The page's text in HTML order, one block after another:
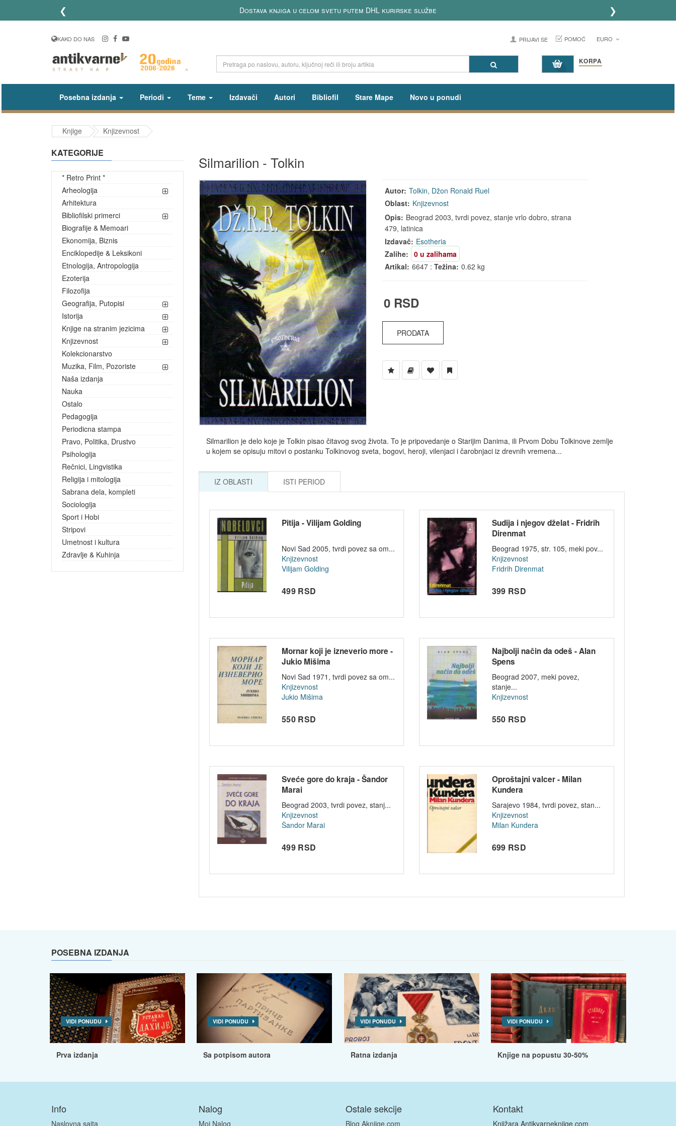
❮ Dostava knjiga u celom svetu putem DHL kurirske službe ❯
KAKO DO NAS PRIJAVI SE POMOĆ EURO
KORPA
Posebna izdanja Periodi Teme Izdavači Autori Bibliofil Stare Mape Novo u ponudi
Knjige Knjizevnost
KATEGORIJE
* Retro Print *
Arheologija
Arhitektura
Bibliofilski primerci
Biografije & Memoari
Ekonomija, Biznis
Enciklopedije & Leksikoni
Etnologija, Antropologija
Ezoterija
Filozofija
Geografija, Putopisi
Istorija
Knjige na stranim jezicima
Knjizevnost
Kolekcionarstvo
Muzika, Film, Pozoriste
Naša izdanja
Nauka
Ostalo
Pedagogija
Periodicna stampa
Pravo, Politika, Drustvo
Psihologija
Rečnici, Lingvistika
Religija i mitologija
Sabrana dela, kompleti
Sociologija
Sport i Hobi
Stripovi
Umetnost i kultura
Zdravlje & Kuhinja
Silmarilion - Tolkin
Autor: Tolkin, Džon Ronald Ruel
Oblast: Knjizevnost
Opis: Beograd 2003, tvrdi povez, stanje vrlo dobro, strana
479, latinica
Izdavač: Esotheria
Zalihe:
0 u zalihama
Artikal: 6647 :Težina: 0.62 kg
0 RSD
PRODATA
Silmarilion je delo koje je Tolkin pisao čitavog svog života. To je pripovedanje o Starijim Danima, ili Prvom Dobu Tolkinove zemlje
u kojem se opisuju mitovi o postanku Tolkinovog sveta, bogovi, heroji, vilenjaci i čarobnjaci iz drevnih vremena...
IZ OBLASTI ISTI PERIOD
Pitija - Vilijam Golding
Novi Sad 2005, tvrdi povez sa om...
Knjizevnost
Vilijam Golding
499 RSD
Sudija i njegov dželat - Fridrih
Direnmat
Beograd 1975, str. 105, meki pov...
Knjizevnost
Fridrih Direnmat
399 RSD
Mornar koji je izneverio more -
Jukio Mišima
Novi Sad 1971, tvrdi povez sa om...
Knjizevnost
Jukio Mišima
550 RSD
Najbolji način da odeš - Alan
Spens
Beograd 2007, meki povez,
stanje...
Knjizevnost
550 RSD
Sveće gore do kraja - Šandor
Marai
Beograd 2003, tvrdi povez, stanj...
Knjizevnost
Šandor Marai
499 RSD
Oproštajni valcer - Milan
Kundera
Sarajevo 1984, tvrdi povez, stan...
Knjizevnost
Milan Kundera
699 RSD
POSEBNA IZDANJA
VIDI PONUDU
Prva izdanja
VIDI PONUDU
Sa potpisom autora
VIDI PONUDU
Ratna izdanja
VIDI PONUDU
Knjige na popustu 30-50%
Info
Naslovna sajta
Nalog
Moj Nalog
Ostale sekcije
Blog Aknjige.com
Kontakt
Knjižara Antikvarneknjige.com